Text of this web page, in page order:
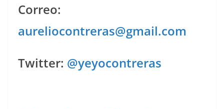
Correo:
aureliocontreras@gmail.com
Twitter: @yeyocontreras